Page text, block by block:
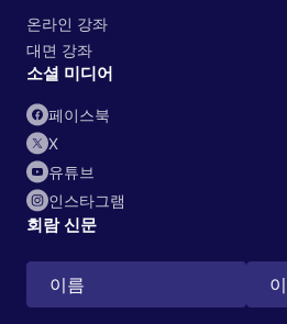
온라인 강좌
대면 강좌
소셜 미디어
페이스북
X
유튜브
인스타그램
회람 신문